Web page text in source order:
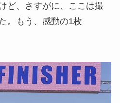
ど、さすがに、ここは撮
。もう、感動の1枚